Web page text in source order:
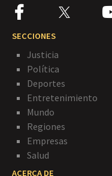
SECCIONES
Justicia
Política
Deportes
Entretenimiento
Mundo
Regiones
Empresas
Salud
ACERCA DE